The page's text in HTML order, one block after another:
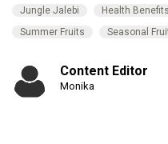
Jungle Jalebi Health Benefits
Summer Fruits
Seasonal
Content Editor
Monika